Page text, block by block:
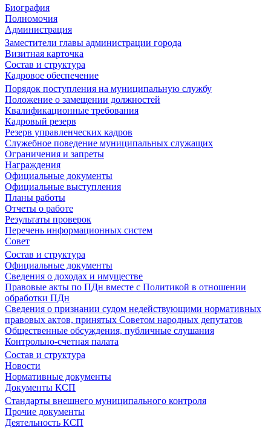
Биография
Полномочия
Администрация
Заместители главы администрации города
Визитная карточка
Состав и структура
Кадровое обеспечение
Порядок поступления на муниципальную службу
Положение о замещении должностей
Квалификационные требования
Кадровый резерв
Резерв управленческих кадров
Служебное поведение муниципальных служащих
Ограничения и запреты
Награждения
Официальные документы
Официальные выступления
Планы работы
Отчеты о работе
Результаты проверок
Перечень информационных систем
Совет
Состав и структура
Официальные документы
Сведения о доходах и имуществе
Правовые акты по ПДн вместе с Политикой в отношении
обработки ПДн
Сведения о признании судом недействующими нормативных
правовых актов, принятых Советом народных депутатов
Общественные обсуждения, публичные слушания
Контрольно-счетная палата
Состав и структура
Новости
Нормативные документы
Документы КСП
Стандарты внешнего муниципального контроля
Прочие документы
Деятельность КСП